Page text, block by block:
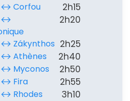
↔︎ Corfou
2h15
↔︎
2h20
↔︎ Zákynthos 2h25
↔︎ Athènes 2h40
↔︎ Myconos 2h50
↔︎ Fira 2h55
Rhodes 3h10
avec Apple
vous par mail